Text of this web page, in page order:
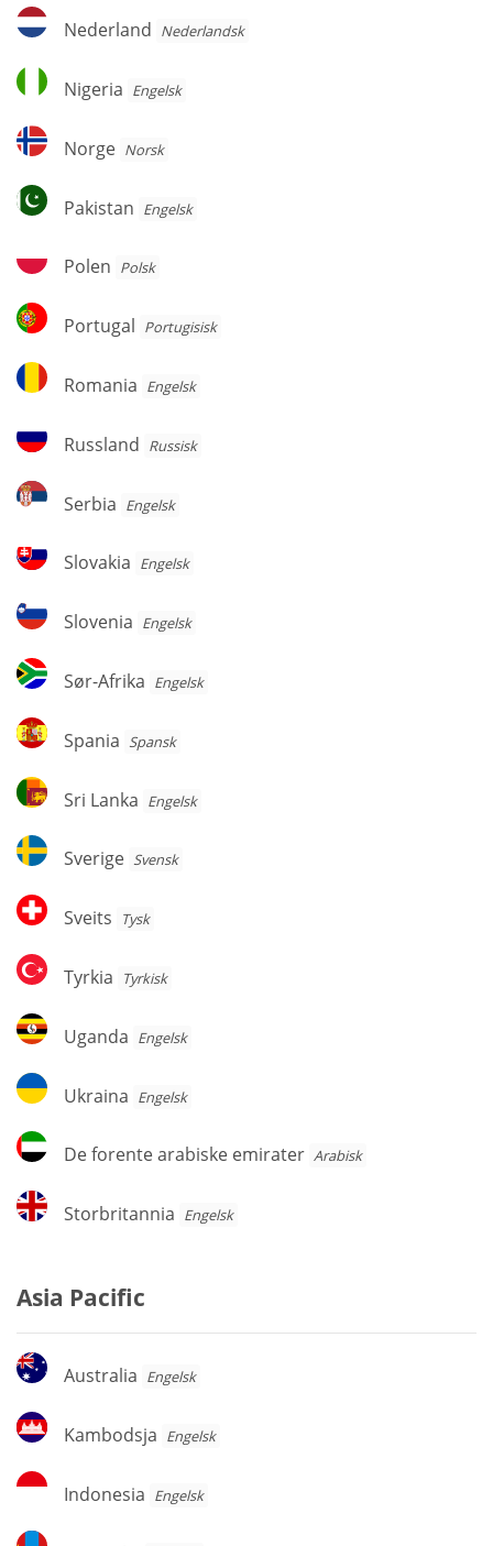
Nederland
Nederland Nederlandsk
Nigeria
Nigeria Engelsk
Norge
Norge Norsk
Pakistan
Pakistan Engelsk
Polen
Polen Polsk
Portugal
Portugal Portugisisk
Romania
Romania Engelsk
Russland
Russland Russisk
Serbia
Serbia Engelsk
Slovakia
Slovakia Engelsk
Slovenia
Slovenia Engelsk
Sør-
Afrika
Sør-Afrika Engelsk
Spania
Spania Spansk
Sri
Lanka
Sri Lanka Engelsk
Sverige
Sverige Svensk
Sveits
Sveits Tysk
Tyrkia
Tyrkia Tyrkisk
Uganda
Uganda Engelsk
Ukraina
Ukraina Engelsk
De
forente
emirater
De forente arabiske emirater Arabisk
Storbritannia
Storbritannia Engelsk
Asia Pacific
Australia
Australia Engelsk
Kambodsja
Kambodsja Engelsk
Indonesia
Indonesia Engelsk
Mongolia